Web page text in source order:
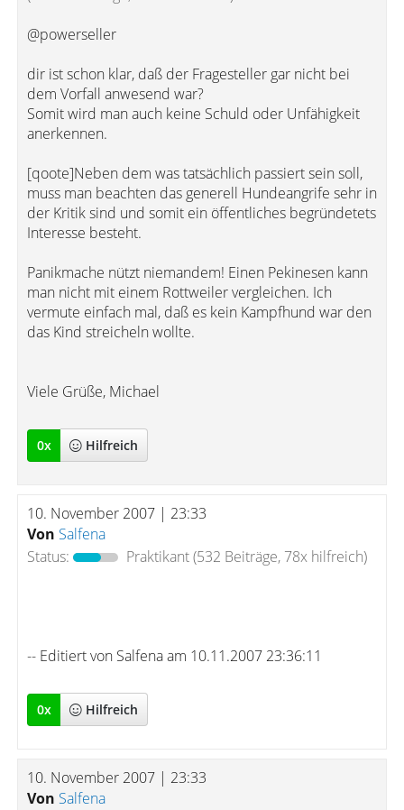
@powerseller
dir ist schon klar, daß der Fragesteller gar nicht bei
dem Vorfall anwesend war?
Somit wird man auch keine Schuld oder Unfähigkeit
anerkennen.
[qoote]Neben dem was tatsächlich passiert sein soll,
muss man beachten das generell Hundeangrife sehr in
der Kritik sind und somit ein öffentliches begründetets
Interesse besteht.
Panikmache nützt niemandem! Einen Pekinesen kann
man nicht mit einem Rottweiler vergleichen. Ich
vermute einfach mal, daß es kein Kampfhund war den
das Kind streicheln wollte.
Viele Grüße, Michael
0x Hilfreich
10. November 2007 | 23:33
Von Salfena
Status:
Praktikant(532 Beiträge, 78x hilfreich)
-- Editiert von Salfena am 10.11.2007 23:36:11
0x Hilfreich
10. November 2007 | 23:33
Von Salfena